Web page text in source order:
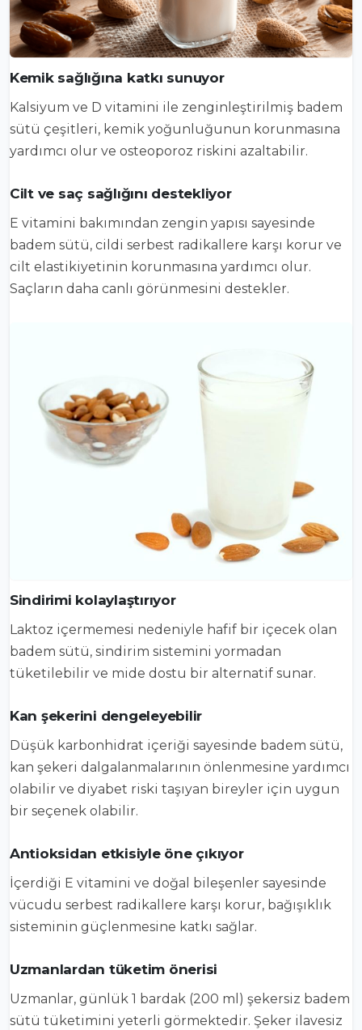
Kemik sağlığına katkı sunuyor
Kalsiyum ve D vitamini ile zenginleştirilmiş badem
sütü çeşitleri, kemik yoğunluğunun korunmasına
yardımcı olur ve osteoporoz riskini azaltabilir.
Cilt ve saç sağlığını destekliyor
E vitamini bakımından zengin yapısı sayesinde
badem sütü, cildi serbest radikallere karşı korur ve
cilt elastikiyetinin korunmasına yardımcı olur.
Saçların daha canlı görünmesini destekler.
Sindirimi kolaylaştırıyor
Laktoz içermemesi nedeniyle hafif bir içecek olan
badem sütü, sindirim sistemini yormadan
tüketilebilir ve mide dostu bir alternatif sunar.
Kan şekerini dengeleyebilir
Düşük karbonhidrat içeriği sayesinde badem sütü,
kan şekeri dalgalanmalarının önlenmesine yardımcı
olabilir ve diyabet riski taşıyan bireyler için uygun
bir seçenek olabilir.
Antioksidan etkisiyle öne çıkıyor
İçerdiği E vitamini ve doğal bileşenler sayesinde
vücudu serbest radikallere karşı korur, bağışıklık
sisteminin güçlenmesine katkı sağlar.
Uzmanlardan tüketim önerisi
Uzmanlar, günlük 1 bardak (200 ml) şekersiz badem
sütü tüketimini yeterli görmektedir. Şeker ilavesiz